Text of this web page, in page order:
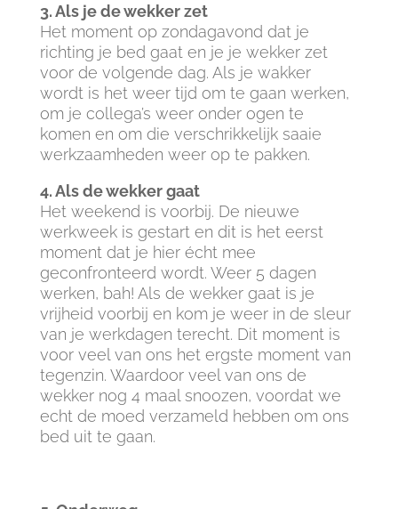
3. Als je de wekker zet
Het moment op zondagavond dat je
richting je bed gaat en je je wekker zet
voor de volgende dag. Als je wakker
wordt is het weer tijd om te gaan werken,
om je collega’s weer onder ogen te
komen en om die verschrikkelijk saaie
werkzaamheden weer op te pakken.
4. Als de wekker gaat
Het weekend is voorbij. De nieuwe
werkweek is gestart en dit is het eerst
moment dat je hier écht mee
geconfronteerd wordt. Weer 5 dagen
werken, bah! Als de wekker gaat is je
vrijheid voorbij en kom je weer in de sleur
van je werkdagen terecht. Dit moment is
voor veel van ons het ergste moment van
tegenzin. Waardoor veel van ons de
wekker nog 4 maal snoozen, voordat we
echt de moed verzameld hebben om ons
bed uit te gaan.